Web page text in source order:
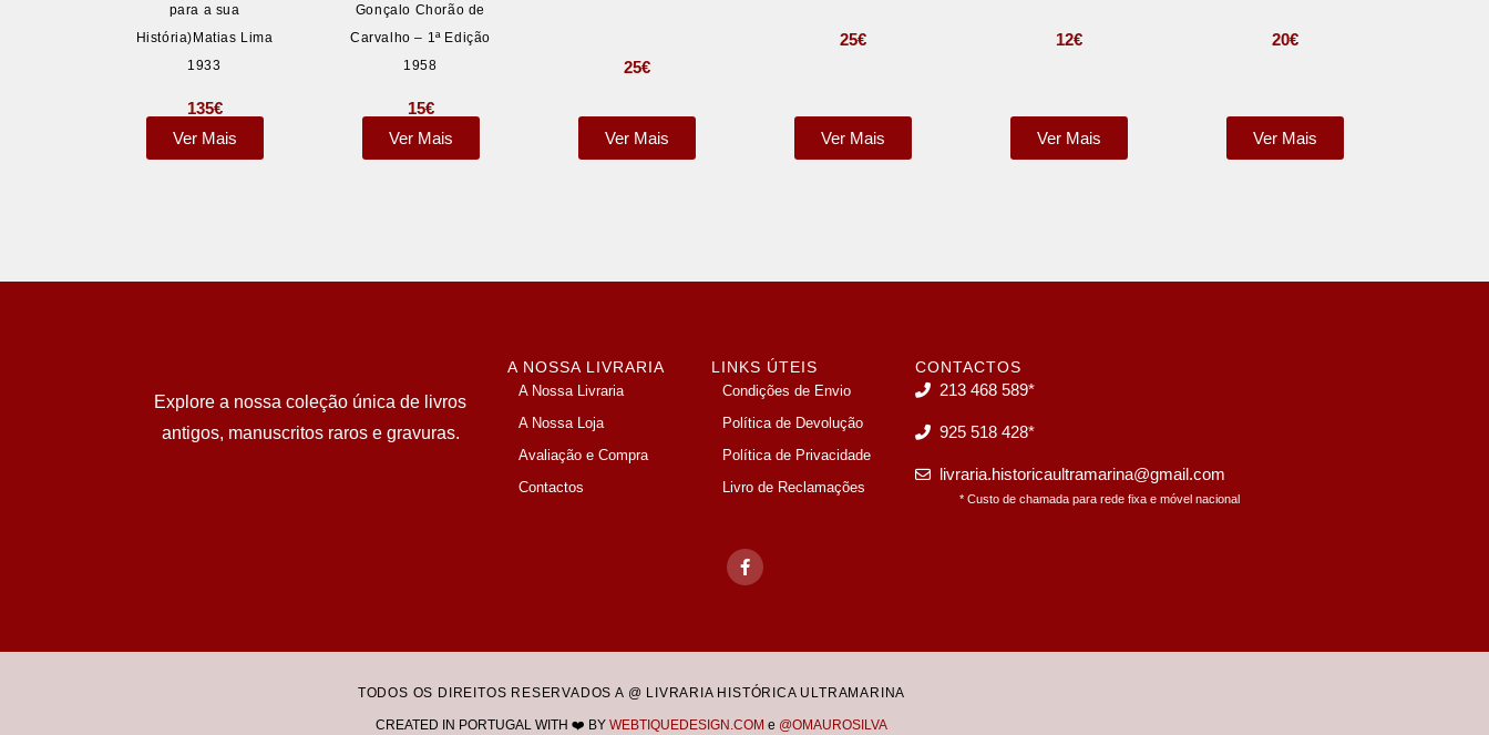
para a sua
História)Matias Lima
1933
135€
Ver Mais
Gonçalo Chorão de
Carvalho – 1ª Edição
1958
15€
Ver Mais
25€
Ver Mais
25€
Ver Mais
12€
Ver Mais
20€
Ver Mais
Explore a nossa coleção única de livros
antigos, manuscritos raros e gravuras.
A NOSSA LIVRARIA
A Nossa Livraria
A Nossa Loja
Avaliação e Compra
Contactos
LINKS ÚTEIS
Condições de Envio
Política de Devolução
Política de Privacidade
Livro de Reclamações
CONTACTOS
213 468 589*
925 518 428*
livraria.historicaultramarina@gmail.com
* Custo de chamada para rede fixa e móvel nacional
TODOS OS DIREITOS RESERVADOS A @ LIVRARIA HISTÓRICA ULTRAMARINA
CREATED IN PORTUGAL WITH ❤️ BY WEBTIQUEDESIGN.COM e @OMAUROSILVA